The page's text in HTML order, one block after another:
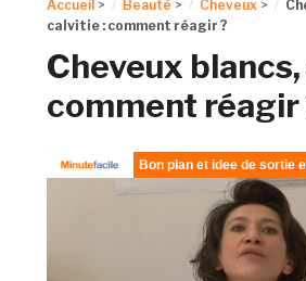
Accueil > Beauté > Cheveux >
calvitie : comment réagir ?
Cheveux
comment réagir